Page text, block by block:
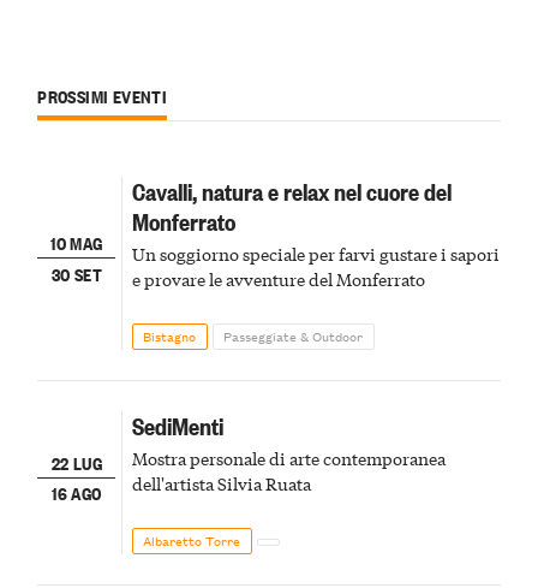
PROSSIMI EVENTI
10 MAG
30 SET
Cavalli, natura e relax nel cuore del
Monferrato
Un soggiorno speciale per farvi gustare i sapori
e provare le avventure del Monferrato
Bistagno Passeggiate & Outdoor
22 LUG
16 AGO
SediMenti
Mostra personale di arte contemporanea
dell'artista Silvia Ruata
Albaretto Torre